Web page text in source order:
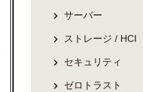
サーバー
ストレージ / HCI
セキュリティ
ゼロトラスト